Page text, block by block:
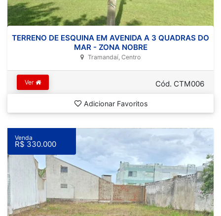
TERRENO DE ESQUINA EM AVENIDA A 3 QUADRAS DO
MAR - ZONA NOBRE
Tramandaí, Centro
Ver Cód. CTM006
Adicionar Favoritos
Venda
R$ 330.000